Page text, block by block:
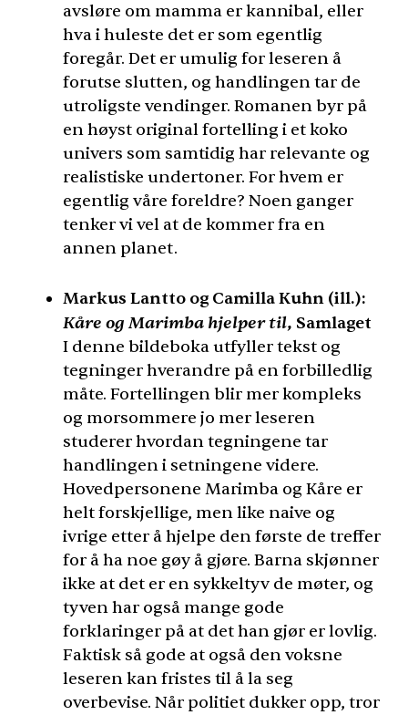
avsløre om mamma er kannibal, eller
hva i huleste det er som egentlig
foregår. Det er umulig for leseren å
forutse slutten, og handlingen tar de
utroligste vendinger. Romanen byr på
en høyst original fortelling i et koko
univers som samtidig har relevante og
realistiske undertoner. For hvem er
egentlig våre foreldre? Noen ganger
tenker vi vel at de kommer fra en
annen planet.
Markus Lantto og Camilla Kuhn (ill.):
Kåre og Marimba hjelper til, Samlaget
I denne bildeboka utfyller tekst og
tegninger hverandre på en forbilledlig
måte. Fortellingen blir mer kompleks
og morsommere jo mer leseren
studerer hvordan tegningene tar
handlingen i setningene videre.
Hovedpersonene Marimba og Kåre er
helt forskjellige, men like naive og
ivrige etter å hjelpe den første de treffer
for å ha noe gøy å gjøre. Barna skjønner
ikke at det er en sykkeltyv de møter, og
tyven har også mange gode
forklaringer på at det han gjør er lovlig.
Faktisk så gode at også den voksne
leseren kan fristes til å la seg
overbevise. Når politiet dukker opp, tror